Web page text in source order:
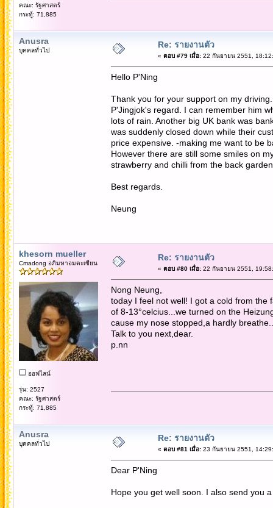
คณะ: รัฐศาสตร์
กระทู้: 71,885
Anusra
บุคคลทั่วไป
Re: รายงานตัว
« ตอบ #79 เมื่อ:22 กันยายน 2551,
Hello P'Ning
Thank you for your support on my
P'Jingjok's regard. I can remember him
lots of rain. Another big UK bank was
was suddenly closed down while their
price expensive. -making me want to be
However there are still some smiles on
strawberry and chilli from the back
Best regards.
Neung
khesorn mueller
Cmadong อภิมหาอมตะเซียน
ออฟไลน์
รุ่น: 2527
คณะ: รัฐศาสตร์
กระทู้: 71,885
Re: รายงานตัว
« ตอบ #80 เมื่อ:22 กันยายน 2551,
Nong Neung,
today I feel not well! I got a cold from the
of 8-13°celcius...we turned on the
cause my nose stopped,a hardly
Talk to you next,dear.
p.nn
Anusra
บุคคลทั่วไป
Re: รายงานตัว
« ตอบ #81 เมื่อ:23 กันยายน 2551,
Dear P'Ning
Hope you get well soon. I also send you